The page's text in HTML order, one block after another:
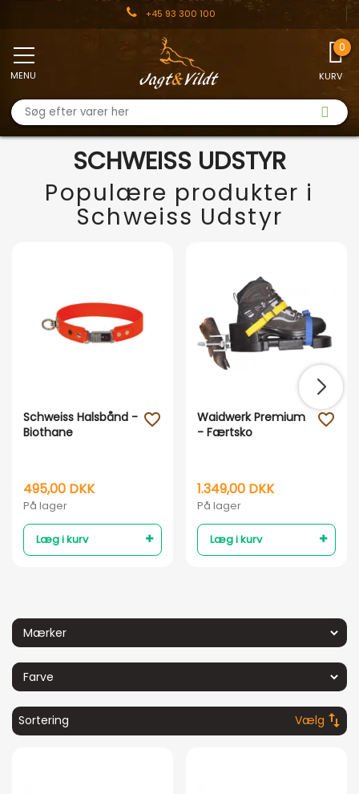
+45 93 300 100
KURV
MENU
SCHWEISS UDSTYR
Populære produkter i
Schweiss Udstyr
Vis her
Schweiss Halsbånd -
Biothane
495,00 DKK
På lager
Læg i kurv
favorite_outline
Vis her
Waidwerk Premium
- Færtsko
1.349,00 DKK
På lager
Læg i kurv
favorite_outline
Sortering Vælg swap_vert